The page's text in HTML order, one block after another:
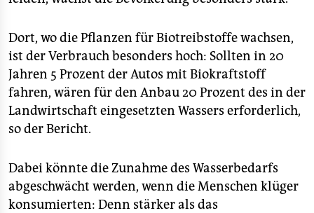
Dort, wo die Pflanzen für Biotreibstoffe wachsen,
ist der Verbrauch besonders hoch: Sollten in 20
Jahren 5 Prozent der Autos mit Biokraftstoff
fahren, wären für den Anbau 20 Prozent des in der
Landwirtschaft eingesetzten Wassers erforderlich,
so der Bericht.
Dabei könnte die Zunahme des Wasserbedarfs
abgeschwächt werden, wenn die Menschen klüger
konsumierten: Denn stärker als das